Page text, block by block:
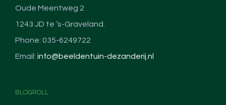
Oude Meentweg 2
1243 JD te ’s-Graveland.
Phone: 035-6249722
Email: info@beeldentuin-dezanderij.nl
BLOGROLL